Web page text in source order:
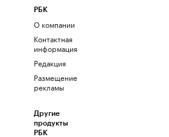
РБК
О компании
Контактная
информация
Редакция
Размещение
рекламы
Другие
продукты
РБК